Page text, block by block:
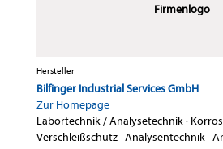
Firmenlogo
Hersteller
Bilfinger Industrial Services GmbH
Zur Homepage
Labortechnik / Analysetechnik·
Verschleißschutz·Analysentechnik·